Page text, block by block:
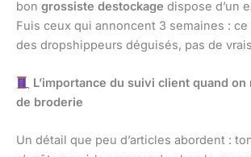
bon grossiste destockage dispose d’un
Fuis ceux qui annoncent 3 semaines :
des dropshippeurs déguisés, pas de
L’importance du suivi client quand
de broderie
Un détail que peu d’articles abordent :